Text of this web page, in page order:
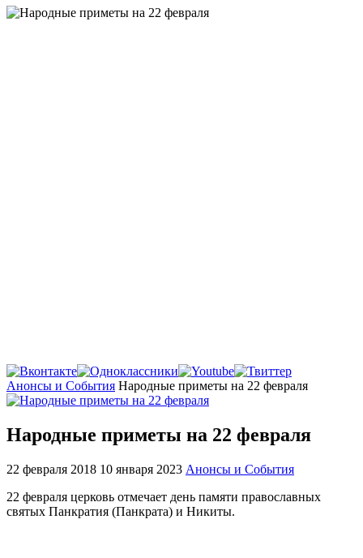
Главная
Анонсы и События Народные приметы на 22 февраля
Народные приметы на 22 февраля
22 февраля 2018 10 января 2023 Анонсы и События
22 февраля церковь отмечает день памяти православных
святых Панкратия (Панкрата) и Никиты.